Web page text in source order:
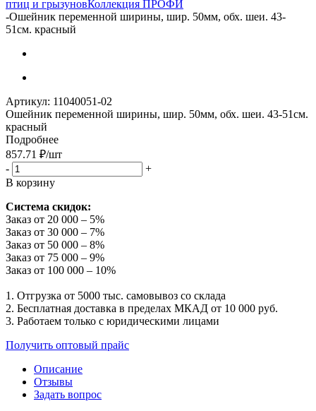
птиц и грызуновКоллекция ПРОФИ
-Ошейник переменной ширины, шир. 50мм, обх. шеи. 43-
51см. красный
Артикул: 11040051-02
Ошейник переменной ширины, шир. 50мм, обх. шеи. 43-51см.
красный
Подробнее
857.71 ₽/шт
-
+
В корзину
Система скидок:
Заказ от 20 000 – 5%
Заказ от 30 000 – 7%
Заказ от 50 000 – 8%
Заказ от 75 000 – 9%
Заказ от 100 000 – 10%
1. Отгрузка от 5000 тыс. самовывоз со склада
2. Бесплатная доставка в пределах МКАД от 10 000 руб.
3. Работаем только с юридическими лицами
Получить оптовый прайс
Описание
Отзывы
Задать вопрос